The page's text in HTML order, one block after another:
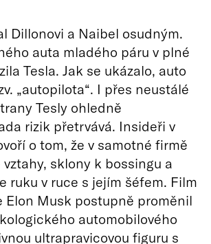
Dillonovi a Naibel osudným.
auta mladého páru v plné
Tesla. Jak se ukázalo, auto
„autopilota“. I přes neustálé
Tesly ohledně
rizik přetrvává. Insideři v
o tom, že v samotné firmě
sklony k bossingu a
ruku v ruce s jejím šéfem. Film
Elon Musk postupně proměnil
automobilového
ultrapravicovou figuru s